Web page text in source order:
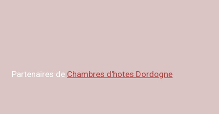
Partenaires de Chambres d'hotes Dordogne